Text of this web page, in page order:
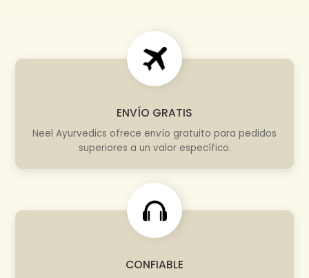
ENVÍO GRATIS
Neel Ayurvedics ofrece envío gratuito para pedidos
superiores a un valor específico.
CONFIABLE